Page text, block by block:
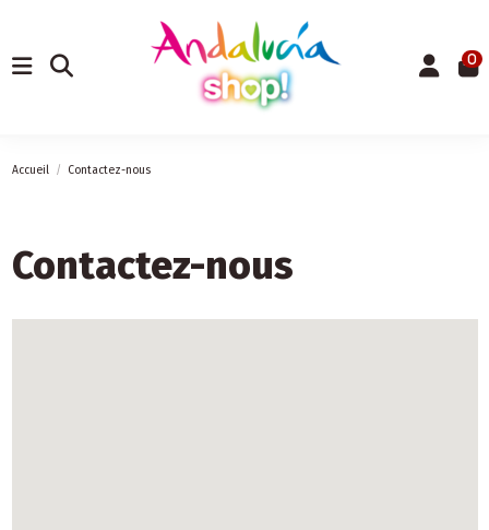
0
Accueil Contactez-nous
Contactez-nous